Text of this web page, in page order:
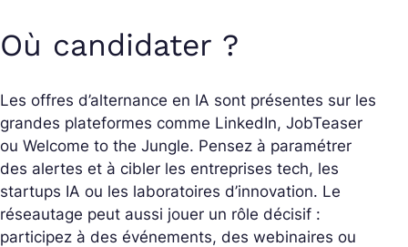
Où candidater ?
Les offres d’alternance en IA sont présentes sur les
grandes plateformes comme LinkedIn, JobTeaser
ou Welcome to the Jungle. Pensez à paramétrer
des alertes et à cibler les entreprises tech, les
startups IA ou les laboratoires d’innovation. Le
réseautage peut aussi jouer un rôle décisif :
participez à des événements, des webinaires ou